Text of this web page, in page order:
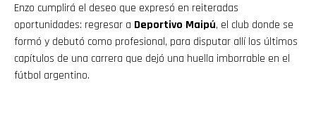
Enzo cumplirá el deseo que expresó en reiteradas
oportunidades: regresar a Deportivo Maipú, el club donde se
formó y debutó como profesional, para disputar allí los últimos
capítulos de una carrera que dejó una huella imborrable en el
fútbol argentino.